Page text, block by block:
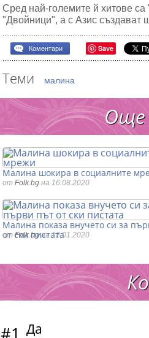
Сред най-големите й хитове
"Двойници", а с Азис създават
Коментари Save
Теми малина
Още
Малина шокира в социалните
от Folk.bg на 16.08.2020
Малина показа внучето си за
от ски пистата
отFolk.bgна 12.01.2020
Да